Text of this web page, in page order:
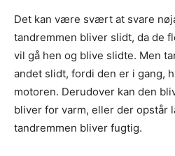
Det kan være svært at svare
tandremmen bliver slidt, da de
vil gå hen og blive slidte. Men
andet slidt, fordi den er i gang,
motoren. Derudover kan den
bliver for varm, eller der opstår
tandremmen bliver fugtig.